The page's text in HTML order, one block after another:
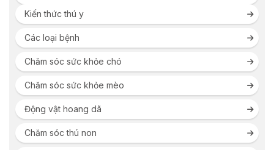
Kiến thức thú y
Các loại bệnh
Chăm sóc sức khỏe chó
Chăm sóc sức khỏe mèo
Động vật hoang dã
Chăm sóc thú non